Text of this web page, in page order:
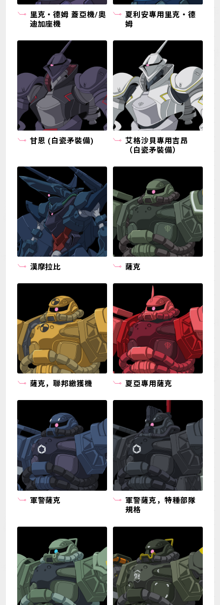
里克・德姆 蓋亞機/奧
迪加座機
夏利安專用里克・德
姆
甘恩 (白瓷矛裝備)
艾格沙貝專用吉昂
（白瓷矛裝備）
漢摩拉比 薩克
薩克，聯邦繳獲機 夏亞專用薩克
軍警薩克
軍警薩克，特種部隊
規格